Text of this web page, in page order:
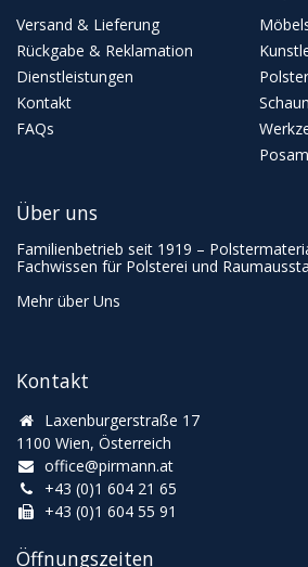
Versand & Lieferung
Rückgabe & Reklamation
Dienstleistungen
Kontakt
FAQs
Kontakt
Laxenburgerstraße 17
1100 Wien, Österreich
office@pirmann.at
+43 (0)1 604 21 65
+43 (0)1 604 55 91
Öffnungszeiten
Über uns
Familienbetrieb seit 1919 –
Fachwissen für Polsterei und
Mehr über Uns